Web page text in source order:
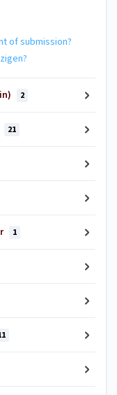
of submission?
2
21
1